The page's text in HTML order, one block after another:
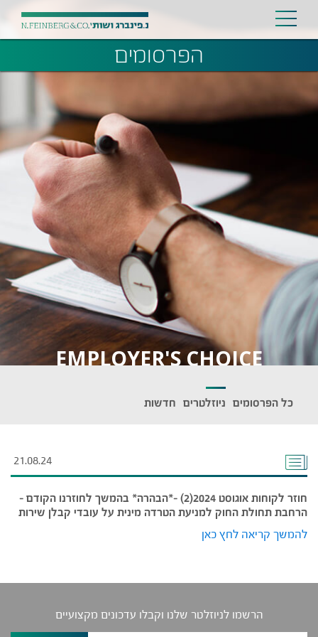
הפרסומים
EMPLOYER'S CHOICE
כל הפרסומים ניוזלטרים חדשות
21.08.24
חוזר לקוחות אוגוסט 2024(2) -*הבהרה* בהמשך לחוזרנו הקודם –
הרחבת תחולת החוק למניעת הטרדה מינית על עובדי קבלן שירות
להמשך קריאה לחץ כאן
הרשמו לניוזלטר שלנו וקבלו עדכונים מקצועיים